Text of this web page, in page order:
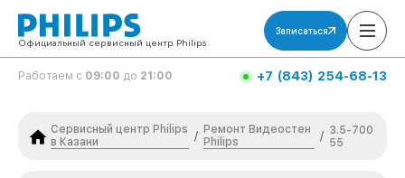
Официальный сервисный центр Philips
Записаться
Работаем с 09:00 до 21:00 +7 (843) 254-68-13
Сервисный центр Philips
в Казани
/
Ремонт Видеостен
Philips
/ 3.5-700
55